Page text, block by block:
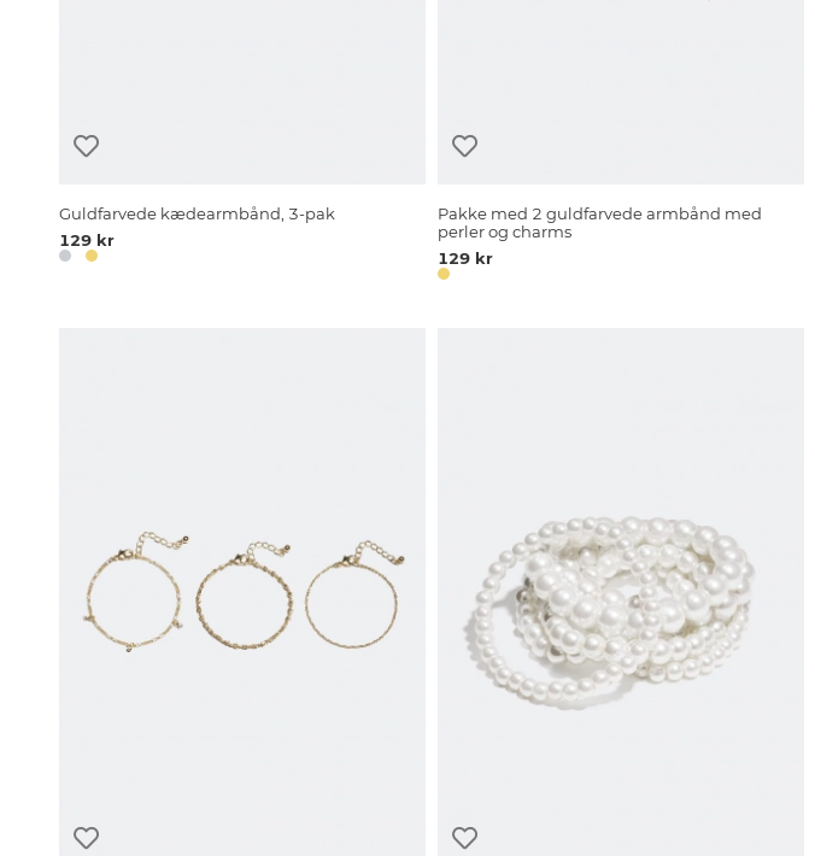
Guldfarvede kædearmbånd, 3-pak
129 kr
Pakke med 2 guldfarvede armbånd med
perler og charms
129 kr